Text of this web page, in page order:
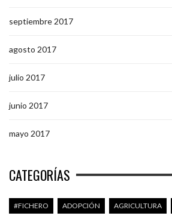
septiembre 2017
agosto 2017
julio 2017
junio 2017
mayo 2017
CATEGORÍAS
#FICHERO ADOPCIÓN AGRICULTURA